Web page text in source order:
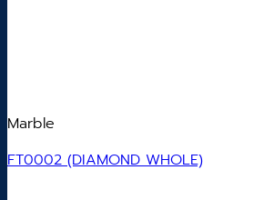
Marble
FT0002 (DIAMOND WHOLE)